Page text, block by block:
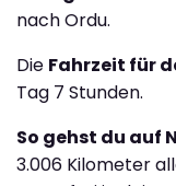
nach Ordu.
Die Fahrzeit für
Tag 7 Stunden.
So gehst du auf
3.006 Kilometer